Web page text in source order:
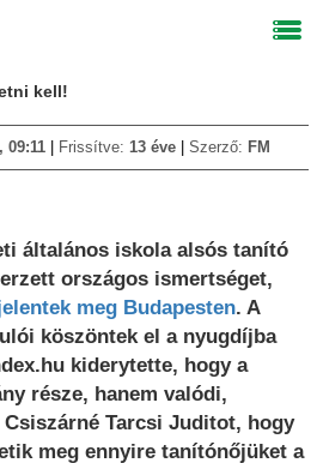
kell!
09:11 Frissítve: 13 éve Szerző: FM
általános iskola alsós tanító
országos ismertséget,
meg Budapesten. A
köszöntek el a nyugdíjba
kiderytette, hogy a
része, hanem valódi,
Tarcsi Juditot, hogy
meg ennyire tanítónőjüket a